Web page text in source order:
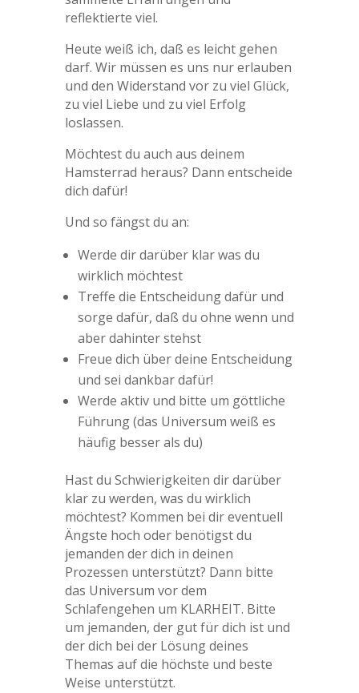
reflektierte viel.
Heute weiß ich, daß es leicht gehen
darf. Wir müssen es uns nur erlauben
und den Widerstand vor zu viel Glück,
zu viel Liebe und zu viel Erfolg
loslassen.
Möchtest du auch aus deinem
Hamsterrad heraus? Dann entscheide
dich dafür!
Und so fängst du an:
Werde dir darüber klar was du
wirklich möchtest
Treffe die Entscheidung dafür und
sorge dafür, daß du ohne wenn und
aber dahinter stehst
Freue dich über deine Entscheidung
und sei dankbar dafür!
Werde aktiv und bitte um göttliche
Führung (das Universum weiß es
häufig besser als du)
Hast du Schwierigkeiten dir darüber
klar zu werden, was du wirklich
möchtest? Kommen bei dir eventuell
Ängste hoch oder benötigst du
jemanden der dich in deinen
Prozessen unterstützt? Dann bitte
das Universum vor dem
Schlafengehen um KLARHEIT. Bitte
um jemanden, der gut für dich ist und
der dich bei der Lösung deines
Themas auf die höchste und beste
Weise unterstützt.